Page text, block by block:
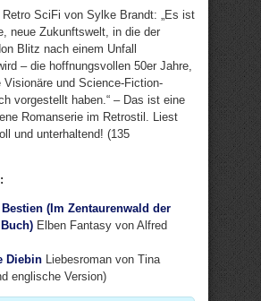
Retro SciFi von Sylke Brandt: „Es ist
neue Zukunftswelt, in die der
Blitz nach einem Unfall
– die hoffnungsvollen 50er Jahre,
Visionäre und Science-Fiction-
vorgestellt haben.“ – Das ist eine
Romanserie im Retrostil. Liest
und unterhaltend! (135
(Im Zentaurenwald der
Elben Fantasy von Alfred
Diebin Liebesroman von Tina
englische Version)